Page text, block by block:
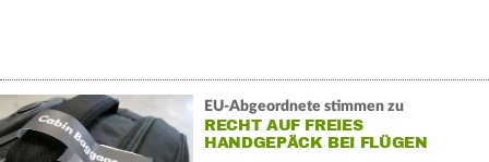
EU-Abgeordnete stimmen zu
RECHT AUF FREIES
HANDGEPÄCK BEI FLÜGEN